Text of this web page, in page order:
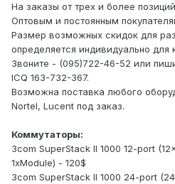
На заказы от трех и более
Оптовым и постоянным
Размер возможных скидок для
определяется индивидуально для
Звоните - (095)722-46-52 или
ICQ 163-732-367.
Возможна поставка любого
Nortel, Lucent под заказ.
Коммутаторы:
3com SuperStack II 1000 12-port
1xModule) - 120$
3com SuperStack II 1000 24-port